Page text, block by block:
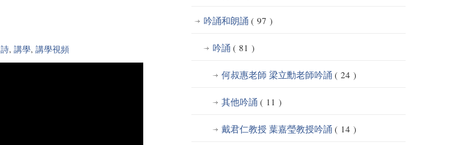
詩, 講學, 講學視頻
吟誦和朗誦 ( 97 )
吟誦 ( 81 )
何叔惠老師 梁立勳老師吟誦 ( 24 )
其他吟誦 ( 11 )
戴君仁教授 葉嘉瑩教授吟誦 ( 14 )